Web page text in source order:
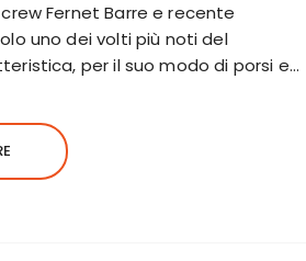
Fernet Barre e recente
uno dei volti più noti del
per il suo modo di porsi e…